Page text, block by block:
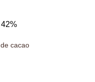
cacao